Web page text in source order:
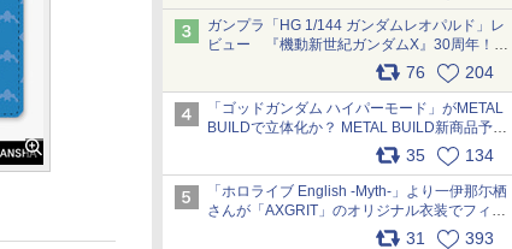
ガンプラ「HG 1/144 ガンダムレオパルド」レ
ビュー 『機動新世紀ガンダムX』30周年！イ
ンナーアームガトリングの変形機構まで再現し
最新フォーマットでキット化！
pic.x.com/nszPIDTpbg
76 204
「ゴッドガンダム ハイパーモード」がMETAL
BUILDで立体化か？ METAL BUILD新商品予告
が公開 pic.x.com/HIcLLIM3ar35 134
「ホロライブ English -Myth-」より一伊那尓栖
さんが「AXGRIT」のオリジナル衣装でフィギ
ュア化 pic.x.com/YMGhdIAzNa
31 393